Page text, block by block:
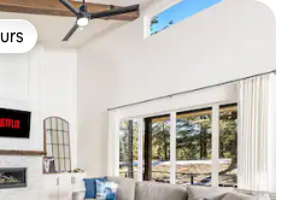
les plus aimés